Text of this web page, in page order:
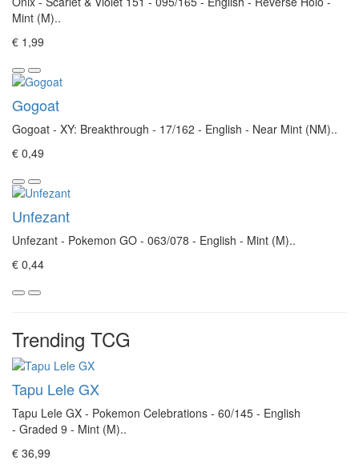
Mint (M)..
€ 1,99
Gogoat
Gogoat - XY: Breakthrough - 17/162 - English - Near Mint (NM)..
€ 0,49
Unfezant
Unfezant - Pokemon GO - 063/078 - English - Mint (M)..
€ 0,44
Trending TCG
Tapu Lele GX
Tapu Lele GX - Pokemon Celebrations - 60/145 - English
- Graded 9 - Mint (M)..
€ 36,99